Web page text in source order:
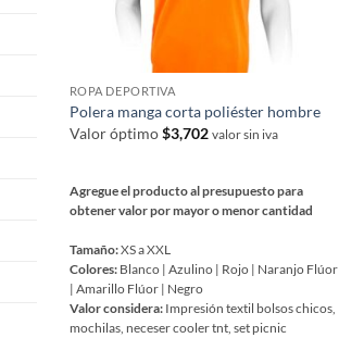
producto
ROPA DEPORTIVA
Polera manga corta poliéster hombre
Valor óptimo$3,702 valor sin iva
Agregue el producto al presupuesto para
obtener valor por mayor o menor cantidad
Tamaño:XS a XXL
Colores: Blanco | Azulino | Rojo | Naranjo Flúor
| Amarillo Flúor | Negro
Valor considera: Impresión textil bolsos chicos,
mochilas, neceser cooler tnt, set picnic